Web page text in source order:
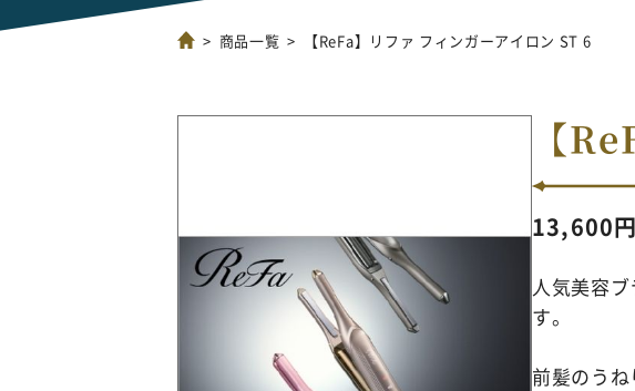
商品一覧 【ReFa】リファ フィンガーアイロン ST 6
【
13,600
人気美容
す。
前髪のうね